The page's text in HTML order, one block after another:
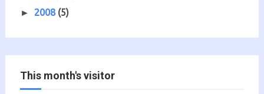
► 2008 (5)
This month's visitor